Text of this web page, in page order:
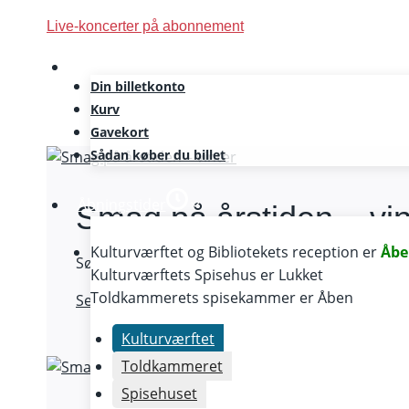
Live-koncerter på abonnement
Din billetkonto
Kurv
Gavekort
Sådan køber du billet
Åbningstider
Kulturværftet og Bibliotekets reception er
Kulturværftets Spisehus er Lukket
Toldkammerets spisekammer erÅben
Kulturværftet
Toldkammeret
Spisehuset
Gastro
Smag på årstiden –
Søndag 22. november 2026
Se mereSmag
på
årstiden
–
vinter